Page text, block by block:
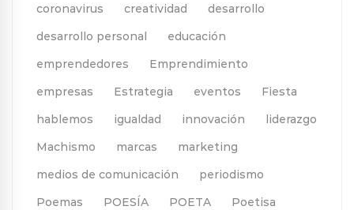
coronavirus
creatividad
desarrollo
desarrollo personal
educación
emprendedores
Emprendimiento
empresas
Estrategia eventos
Fiesta
hablemos
igualdad innovación
liderazgo
Machismo
marcas
marketing
medios de comunicación
periodismo
Poemas
POESÍA POETA
Poetisa